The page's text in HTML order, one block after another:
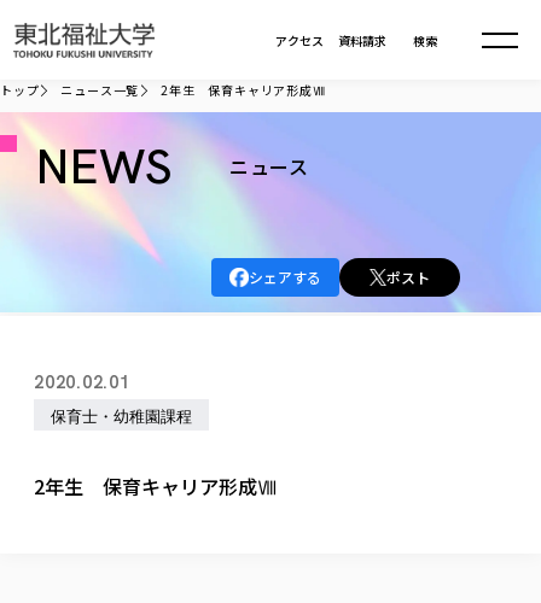
資料請求
アクセス 検索
大学について
建学の精神・教育の理念
教育方針
大学の概要
大学の歩み
大学の取り組み
社会連携・研究
情報公開
学部・大学院
学部・大学院TOP
総合福祉学部
福祉心理学科
共生まちづくり学部
教育学部
デジタルパンフ
トップ ニュース一覧 2年生 保育キャリア形成Ⅷ
NEWS ニュース
シェアする ポスト
2020.02.01
保育士・幼稚園課程
2年生 保育キャリア形成Ⅷ